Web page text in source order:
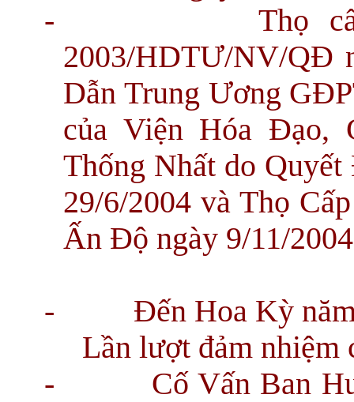
-
Thọ
2003/HDTƯ/NV/QĐ
Dẫn Trung Ương
của Viện Hóa Đạo,
Thống Nhất do
29/6/2004 và Thọ
Ấn Độ ngày 9/11/
-
Đến Hoa Kỳ
Lần lượt đảm nhiệm
-
Cố Vấn Ban